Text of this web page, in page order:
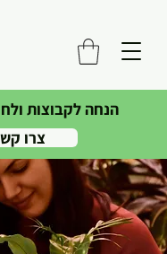
הנחה לקבוצות
צרו